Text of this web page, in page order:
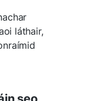
láthair,